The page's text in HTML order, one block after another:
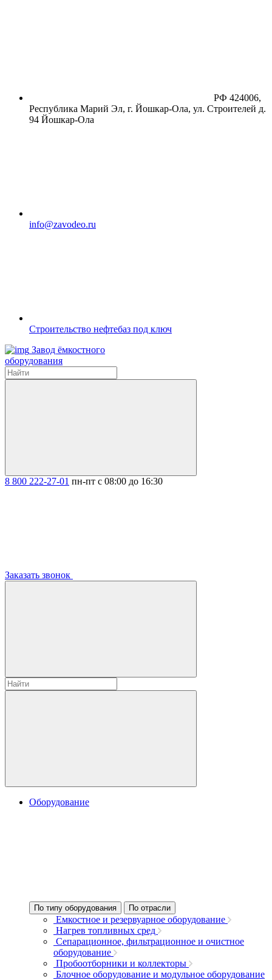
РФ 424006,
Республика Марий Эл, г. Йошкар-Ола, ул. Строителей д.
94 Йошкар-Ола
info@zavodeo.ru
Строительство нефтебаз под ключ
Завод ёмкостного
оборудования
8 800 222-27-01 пн-пт с 08:00 до 16:30
Заказать звонок
Оборудование
По типу оборудования По отрасли
Емкостное и резервуарное оборудование
Нагрев топливных сред
Сепарационное, фильтрационное и очистное
оборудование
Пробоотборники и коллекторы
Блочное оборудование и модульное оборудование